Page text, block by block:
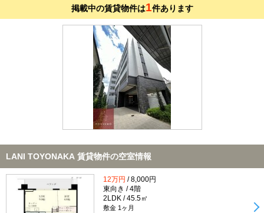
通勤通学時間から
物件特集から
不動産会社から
TOP
掲載中の賃貸物件は1件あります
LANI TOYONAKA 賃貸物件の空室情報
12万円 / 8,000円
東向き / 4階
2LDK / 45.5㎡
敷金 1ヶ月